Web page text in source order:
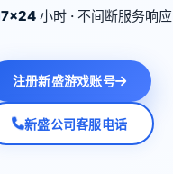
7×24 小时 · 不间断服务响应
注册新盛游戏账号
新盛公司客服电话